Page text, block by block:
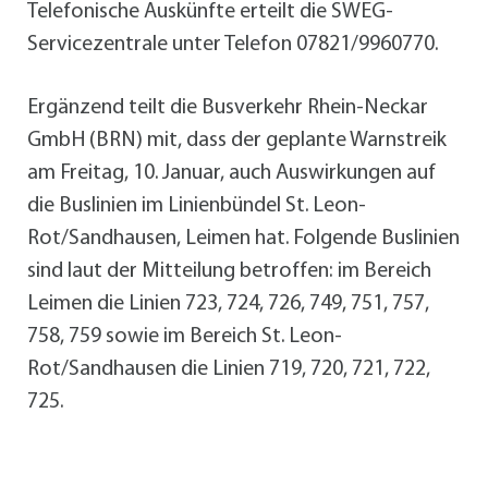
Telefonische Auskünfte erteilt die SWEG-
Servicezentrale unter Telefon 07821/9960770.
Ergänzend teilt die Busverkehr Rhein-Neckar
GmbH (BRN) mit, dass der geplante Warnstreik
am Freitag, 10. Januar, auch Auswirkungen auf
die Buslinien im Linienbündel St. Leon-
Rot/Sandhausen, Leimen hat. Folgende Buslinien
sind laut der Mitteilung betroffen: im Bereich
Leimen die Linien 723, 724, 726, 749, 751, 757,
758, 759 sowie im Bereich St. Leon-
Rot/Sandhausen die Linien 719, 720, 721, 722,
725.